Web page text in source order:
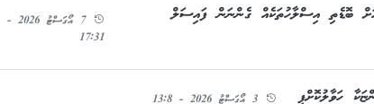
ބޮޑެތި އިސްލާހުތަކެއް ގެންނަން ފައިސަލް
7 އޯގަސްޓު 2026 -
17:31
ހަވާލުކޮށްފި